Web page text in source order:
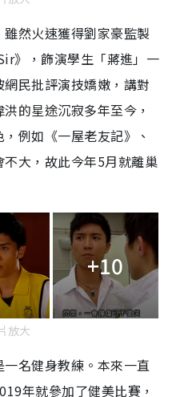
然火速獲得劉家豪監製
》，飾演學生「蔣進」一
民批評演技嬌嫩，講對
的星途沉寂多年至今，
例如《一屋老友記》、
不大，故此今年5月就離巢
+10
放大
名健身教練。本來一直
年就參加了健美比賽，